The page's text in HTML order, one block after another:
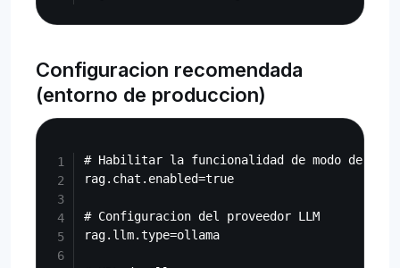
Configuracion recomendada
(entorno de produccion)
# Habilitar la funcionalidad de modo de
rag.chat.enabled=true
# Configuracion del proveedor LLM
rag.llm.type=ollama